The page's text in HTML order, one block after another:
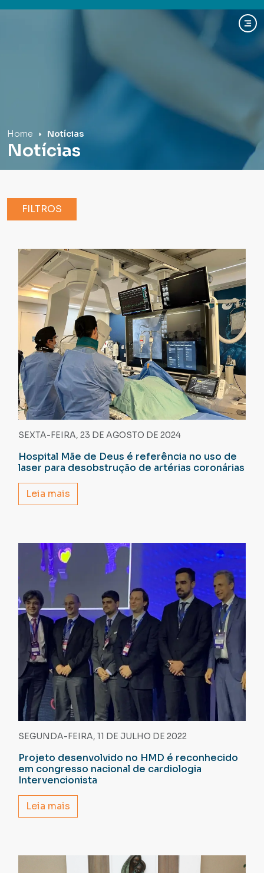
Home Notícias
Notícias
FILTROS
SEXTA-FEIRA, 23 DE AGOSTO DE 2024
Hospital Mãe de Deus é referência no uso de
laser para desobstrução de artérias coronárias
Leia mais
SEGUNDA-FEIRA, 11 DE JULHO DE 2022
Projeto desenvolvido no HMD é reconhecido
em congresso nacional de cardiologia
Intervencionista
Leia mais